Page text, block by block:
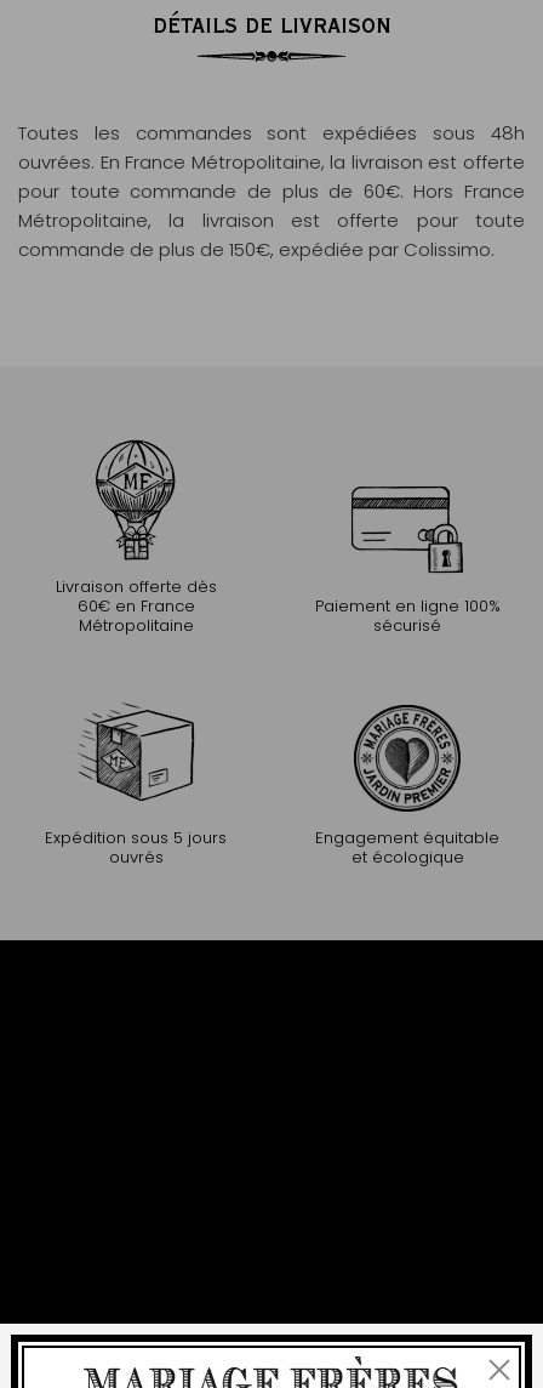
DÉTAILS DE LIVRAISON
Toutes les commandes sont expédiées sous 48h
ouvrées. En France Métropolitaine, la livraison est offerte
pour toute commande de plus de 60€. Hors France
Métropolitaine, la livraison est offerte pour toute
commande de plus de 150€, expédiée par Colissimo.
Livraison offerte dès
60€ en France
Métropolitaine
Paiement en ligne 100%
sécurisé
Expédition sous 5 jours
ouvrés
Engagement équitable
et écologique
Fermer